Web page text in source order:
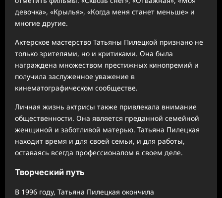
девочка», «Крылья», «Когда меня станет меньше» и
многие другие.
Актерское мастерство Татьяны Пилецкой признано не
только зрителями, но и критиками. Она была
награждена множеством престижных кинопремий и
получила заслуженное уважение в
кинематографическом сообществе.
Личная жизнь актрисы также привлекала внимание
общественности. Она является преданной семейной
женщиной и заботливой матерью. Татьяна Пилецкая
находит время и для своей семьи, и для работы,
оставаясь всегда профессионалом в своем деле.
Творческий путь
В 1996 году, Татьяна Пилецкая окончила